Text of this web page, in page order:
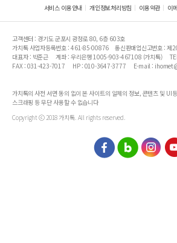
서비스 이용안내 개인정보처리방침 이용약관 이
고객센터 : 경기도 군포시 광정로 80, 6층 603호
가치톡 사업자등록번호 : 461-85-00876
통신판매업신고번호 : 제
대표자 : 박준근
계좌 : 우리은행 1005-903-467108 (가치톡)
FAX : 031-423-7017
HP : 010-3647-3777 E-mail :
가치톡의 사전 서면 동의 없이 본 사이트의 일체의 정보, 콘텐츠 및 UI
스크래핑 등 무단 사용할 수 없습니다
Copyright ⓒ 2018 가치톡. All rights reserved.